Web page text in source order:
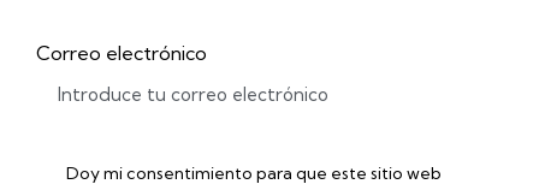
Correo electrónico
Doy mi consentimiento para que este sitio web